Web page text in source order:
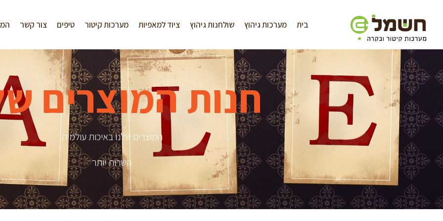
בית
מערכות גיהוץ שולחנות גיהוץ ציוד למאפיות מערכות קיטור טיפים צור קשר
חנות המוצרים
המוצרים שלנו באיכות עולמית
השרות יותר